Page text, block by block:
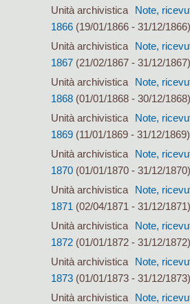
Unità archivistica
Note,
1866 (19/01/1866 - 31/12/1866)
Unità archivistica
Note,
1867 (21/02/1867 - 31/12/1867)
Unità archivistica
Note,
1868 (01/01/1868 - 30/12/1868)
Unità archivistica
Note,
1869 (11/01/1869 - 31/12/1869)
Unità archivistica
Note,
1870 (01/01/1870 - 31/12/1870)
Unità archivistica
Note,
1871 (02/04/1871 - 31/12/1871)
Unità archivistica
Note,
1872 (01/01/1872 - 31/12/1872)
Unità archivistica
Note,
1873 (01/01/1873 - 31/12/1873)
Unità archivistica
Note,